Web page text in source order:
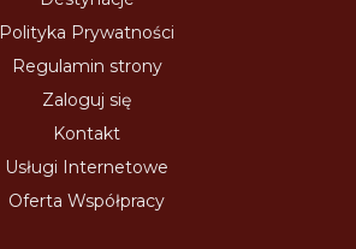
Polityka Prywatności
Regulamin strony
Zaloguj się
Kontakt
Usługi Internetowe
Oferta Współpracy